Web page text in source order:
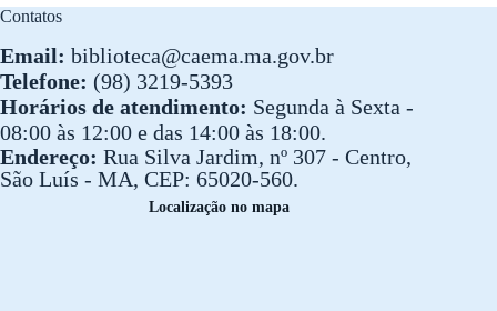
Contatos
Email: biblioteca@caema.ma.gov.br
Telefone: (98) 3219-5393
Horários de atendimento: Segunda à Sexta -
08:00 às 12:00 e das 14:00 às 18:00.
Endereço: Rua Silva Jardim, nº 307 - Centro,
São Luís - MA, CEP: 65020-560.
Localização no mapa